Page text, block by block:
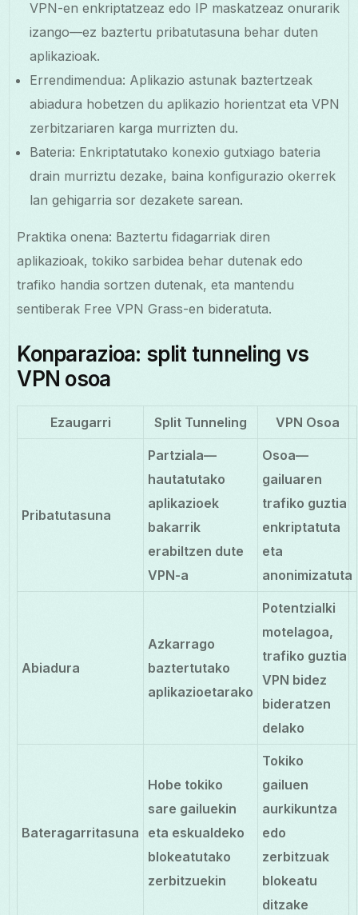
VPN-en enkriptatzeaz edo IP maskatzeaz onurarik
izango—ez baztertu pribatutasuna behar duten
aplikazioak.
Errendimendua: Aplikazio astunak baztertzeak
abiadura hobetzen du aplikazio horientzat eta VPN
zerbitzariaren karga murrizten du.
Bateria: Enkriptatutako konexio gutxiago bateria
drain murriztu dezake, baina konfigurazio okerrek
lan gehigarria sor dezakete sarean.
Praktika onena: Baztertu fidagarriak diren
aplikazioak, tokiko sarbidea behar dutenak edo
trafiko handia sortzen dutenak, eta mantendu
sentiberak Free VPN Grass-en bideratuta.
Konparazioa: split tunneling vs
VPN osoa
Ezaugarri Split Tunneling VPN Osoa
Pribatutasuna
Partziala—
hautatutako
aplikazioek
bakarrik
erabiltzen dute
VPN-a
Osoa—
gailuaren
trafiko guztia
enkriptatuta
eta
anonimizatuta
Abiadura
Azkarrago
baztertutako
aplikazioetarako
Potentzialki
motelagoa,
trafiko guztia
VPN bidez
bideratzen
delako
Bateragarritasuna
Hobe tokiko
sare gailuekin
eta eskualdeko
blokeatutako
zerbitzuekin
Tokiko
gailuen
aurkikuntza
edo
zerbitzuak
blokeatu
ditzake